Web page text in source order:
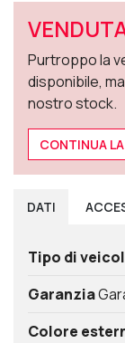
Purtroppo la
disponibile,
nostro stock.
CONTINUA
DATI
Tipo di
Garanzia
Colore